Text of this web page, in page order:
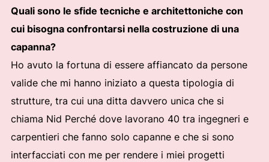
Quali sono le sfide tecniche e architettoniche con
cui bisogna confrontarsi nella costruzione di una
capanna?
Ho avuto la fortuna di essere affiancato da persone
valide che mi hanno iniziato a questa tipologia di
strutture, tra cui una ditta davvero unica che si
chiama Nid Perché dove lavorano 40 tra ingegneri e
carpentieri che fanno solo capanne e che si sono
interfacciati con me per rendere i miei progetti